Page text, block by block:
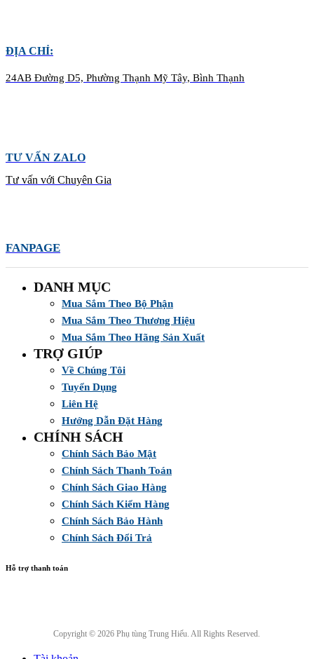
ĐỊA CHỈ:
24AB Đường D5, Phường Thạnh Mỹ Tây, Bình Thạnh
TƯ VẤN ZALO
Tư vấn với Chuyên Gia
FANPAGE
DANH MỤC
Mua Sắm Theo Bộ Phận
Mua Sắm Theo Thương Hiệu
Mua Sắm Theo Hãng Sản Xuất
TRỢ GIÚP
Về Chúng Tôi
Tuyển Dụng
Liên Hệ
Hướng Dẫn Đặt Hàng
CHÍNH SÁCH
Chính Sách Bảo Mật
Chính Sách Thanh Toán
Chính Sách Giao Hàng
Chính Sách Kiểm Hàng
Chính Sách Bảo Hành
Chính Sách Đổi Trả
Hỗ trợ thanh toán
Copyright © 2026 Phụ tùng Trung Hiếu. All Rights Reserved.